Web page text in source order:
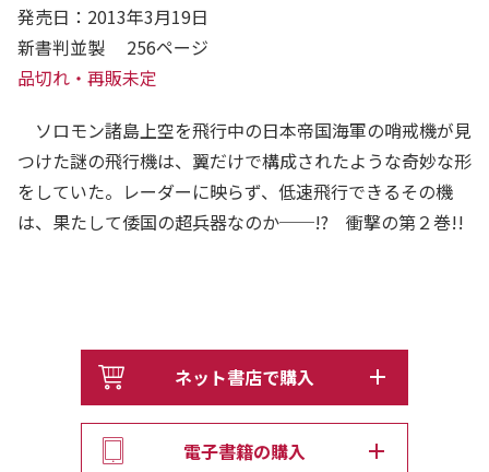
発売日：2013年3月19日
新書判並製 256ページ
品切れ・再販未定
ソロモン諸島上空を飛行中の日本帝国海軍の哨戒機が見
つけた謎の飛行機は、翼だけで構成されたような奇妙な形
をしていた。レーダーに映らず、低速飛行できるその機
は、果たして倭国の超兵器なのか──!? 衝撃の第２巻!!
ネット書店で購入
電子書籍の購入